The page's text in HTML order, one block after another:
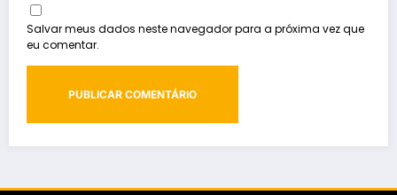
Salvar meus dados neste navegador para a próxima vez que
eu comentar.